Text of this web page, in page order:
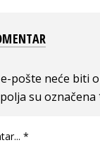
pošte neće biti
su označena